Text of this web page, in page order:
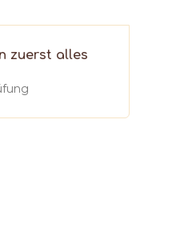
zuerst alles